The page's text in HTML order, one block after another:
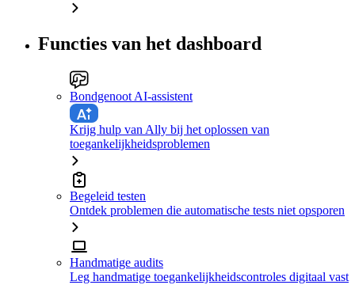
Functies van het dashboard
Bondgenoot AI-assistent
Krijg hulp van Ally bij het oplossen van
toegankelijkheidsproblemen
Begeleid testen
Ontdek problemen die automatische tests niet opsporen
Handmatige audits
Leg handmatige toegankelijkheidscontroles digitaal vast